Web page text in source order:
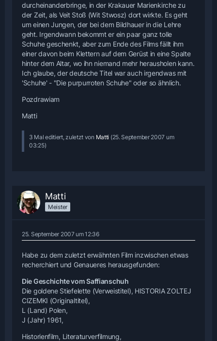
durcheinanderbringe, in der Krakauer Marienkirche zu
der Zeit, als Veit Stoß (Wit Stwosz) dort wirkte. Es geht
um einen Jungen, der bei dem Bildhauer in die Lehre
geht. Irgendwann bekommt er ein paar ganz tolle
Schuhe geschenkt, aber zum Ende des Films fällt ihm
einer davon beim Klettern auf dem Gerüst in eine Spalte
hinter dem Altar, wo ihn niemand mehr herausholen kann.
Ich glaube, der deutsche Titel war auch irgendwas mit
'Schuhe' - "Die purpurroten Schuhe" oder so ähnlich.
Pozdrawiam
Matti
3 Mal editiert, zuletzt von Matti (25. September 2007 um
03:25)
Matti
Meister
25. September 2007 um 12:36
Habe zu dem zuletzt erwähnten Film inzwischen etwas
recherchiert und Genaueres herausgefunden:
Die Geschichte vom Saffianschuh
Die goldene Stiefelette (Verweistitel), HISTORIA ZOLTEJ
CIZEMKI (Originaltitel),
L (Land) Polen,
J (Jahr) 1961,
Historienfilm, Literaturverfilmung,